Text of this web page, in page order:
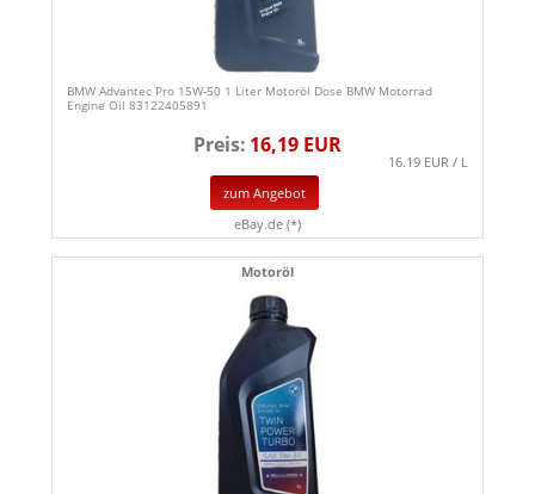
BMW Advantec Pro 15W-50 1 Liter Motoröl Dose BMW Motorrad
Engine Oil 83122405891
Preis: 16,19 EUR
16.19 EUR / L
zum Angebot
eBay.de (*)
Motoröl